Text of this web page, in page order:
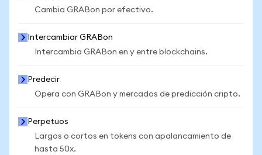
Cambia GRABon por efectivo.
Intercambiar GRABon
Intercambia GRABon en y entre blockchains.
Predecir
Opera con GRABon y mercados de predicción cripto.
Perpetuos
Largos o cortos en tokens con apalancamiento de
hasta 50x.